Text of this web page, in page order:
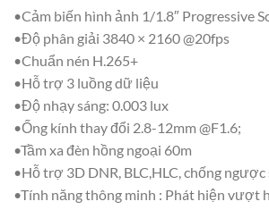
•Cảm biến hình ảnh 1/1.8″ Progressive
•Độ phân giải 3840 × 2160 @20fps
•Chuẩn nén H.265+
•Hỗ trợ 3 luồng dữ liệu
•Độ nhạy sáng: 0.003 lux
•Ống kính thay đổi 2.8-12mm @F1.6;
•Tầm xa đèn hồng ngoại 60m
•Hỗ trợ 3D DNR, BLC,HLC, chống
•Tính năng thông minh : Phát hiện vượt